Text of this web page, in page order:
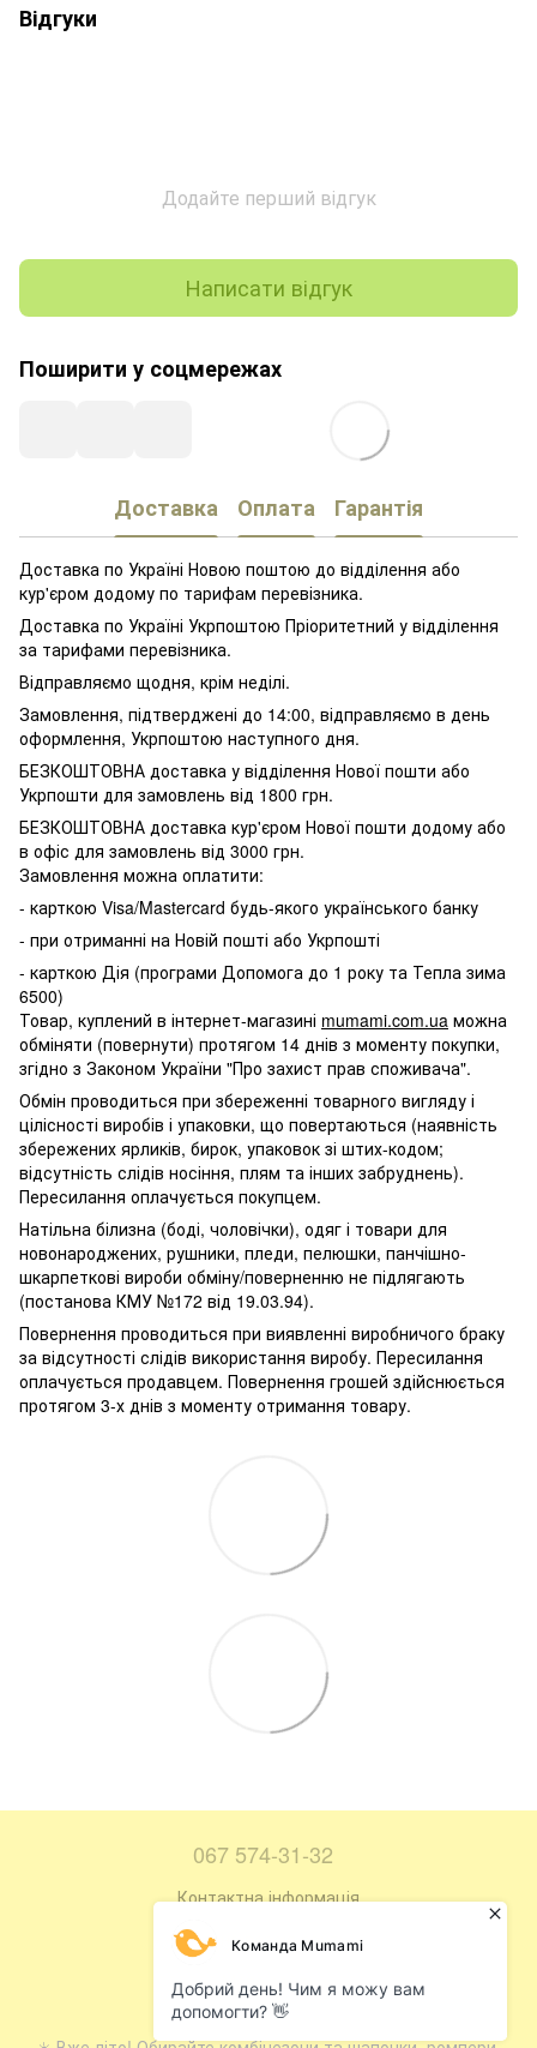
Відгуки
Додайте перший відгук
Написати відгук
Поширити у соцмережах
Доставка Оплата Гарантія
Доставка по Україні Новою поштою до відділення або
кур'єром додому по тарифам перевізника.
Доставка по Україні Укрпоштою Пріоритетний у відділення
за тарифами перевізника.
Відправляємо щодня, крім неділі.
Замовлення, підтверджені до 14:00, відправляємо в день
оформлення, Укрпоштою наступного дня.
БЕЗКОШТОВНА доставка у відділення Нової пошти або
Укрпошти для замовлень від 1800 грн.
БЕЗКОШТОВНА доставка кур'єром Нової пошти додому або
в офіс для замовлень від 3000 грн.
Замовлення можна оплатити:
- карткою Visa/Mastercard будь-якого українського банку
- при отриманні на Новій пошті або Укрпошті
- карткою Дія (програми Допомога до 1 року та Тепла зима
6500)
Товар, куплений в інтернет-магазині mumami.com.ua можна
обміняти (повернути) протягом 14 днів з моменту покупки,
згідно з Законом України "Про захист прав споживача".
Обмін проводиться при збереженні товарного вигляду і
цілісності виробів і упаковки, що повертаються (наявність
збережених ярликів, бирок, упаковок зі штих-кодом;
відсутність слідів носіння, плям та інших забруднень).
Пересилання оплачується покупцем.
Натільна білизна (боді, чоловічки), одяг і товари для
новонароджених, рушники, пледи, пелюшки, панчішно-
шкарпеткові вироби обміну/поверненню не підлягають
(постанова КМУ №172 від 19.03.94).
Повернення проводиться при виявленні виробничого браку
за відсутності слідів використання виробу. Пересилання
оплачується продавцем. Повернення грошей здійснюється
протягом 3-х днів з моменту отримання товару.
067 574-31-32
Контактна інформація
Повна версія сайту
Мапа сайту
© 2016—2026